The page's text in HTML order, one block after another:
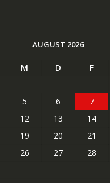
AUGUST 2026
M D F
5 6 7
12 13 14
19 20 21
26 27 28